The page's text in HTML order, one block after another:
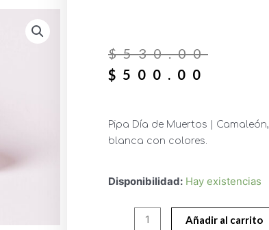
$530.00
$ 500.00
Pipa Día de Muertos | Camaleón,
blanca con colores.
Disponibilidad: Hay existencias
Añadir al carrito